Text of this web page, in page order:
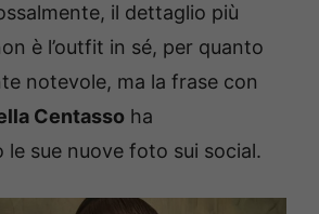
il dettaglio più
è l’outfit in sé, per quanto
notevole, ma la frase con
Centasso ha
le sue nuove foto sui social.